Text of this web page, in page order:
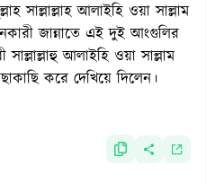
সাল্লাল্লাহ আলাইহি ওয়া সাল্লাম
জান্নাতে এই দুই আংগুলির
আলাইহি ওয়া সাল্লাম
করে দেখিয়ে দিলেন।